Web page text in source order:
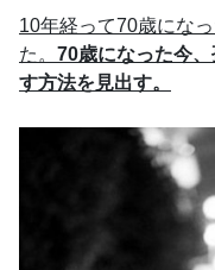
10年経って70歳にな
た。 70歳になった今
す方法を見出す。